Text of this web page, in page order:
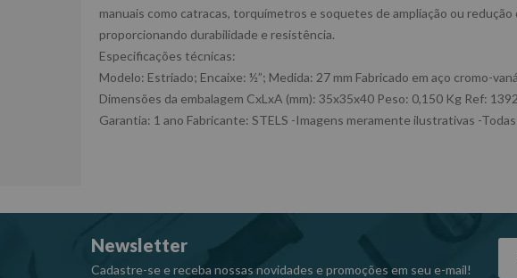
manuais como catracas, torquímetros e soquetes de ampliação ou
proporcionando durabilidade e resistência.
Especificações técnicas:
Modelo: Estriado; Encaixe: ½”; Medida: 27 mm Fabricado em aço cromo-
Dimensões da embalagem CxLxA (mm): 35x35x40 Peso: 0,150 Kg Ref:
Garantia: 1 ano Fabricante: STELS -Imagens meramente ilustrativas -
Newsletter
Cadastre-se e receba nossas novidades e promoções em seu e-mail!